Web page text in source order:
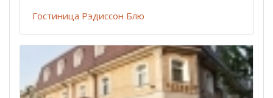
Гостиница Рэдиссон Блю